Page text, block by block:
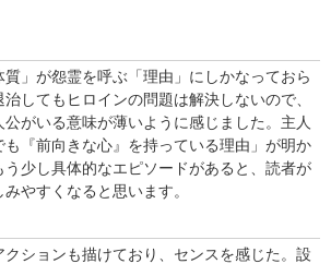
質」が怨霊を呼ぶ「理由」にしかなっておら
してもヒロインの問題は解決しないので、
がいる意味が薄いように感じました。主人
『前向きな心』を持っている理由」が明か
少し具体的なエピソードがあると、読者が
やすくなると思います。
ションも描けており、センスを感じた。設